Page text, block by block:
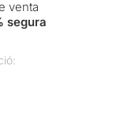
venta
segura